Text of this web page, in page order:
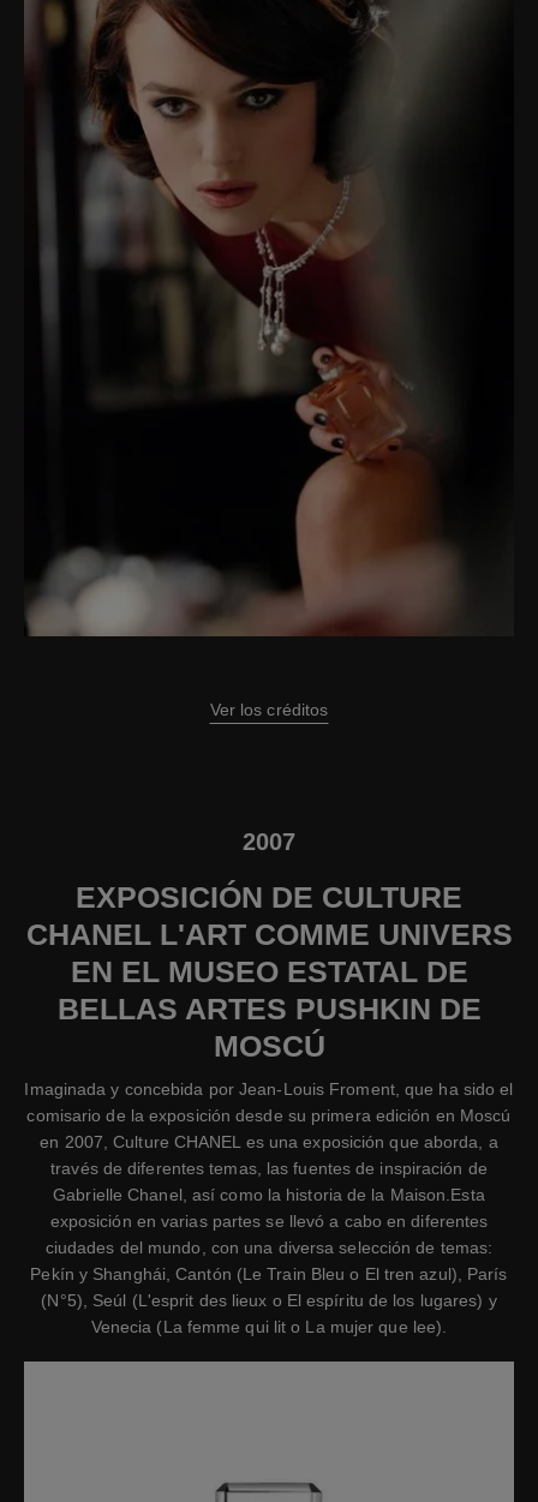
Ver los créditos
2007
EXPOSICIÓN DE CULTURE
CHANEL L'ART COMME UNIVERS
EN EL MUSEO ESTATAL DE
BELLAS ARTES PUSHKIN DE
MOSCÚ
Imaginada y concebida por Jean-Louis Froment, que ha sido el
comisario de la exposición desde su primera edición en Moscú
en 2007, Culture CHANEL es una exposición que aborda, a
través de diferentes temas, las fuentes de inspiración de
Gabrielle Chanel, así como la historia de la Maison.Esta
exposición en varias partes se llevó a cabo en diferentes
ciudades del mundo, con una diversa selección de temas:
Pekín y Shanghái, Cantón (Le Train Bleu o El tren azul), París
(N°5), Seúl (L'esprit des lieux o El espíritu de los lugares) y
Venecia (La femme qui lit o La mujer que lee).